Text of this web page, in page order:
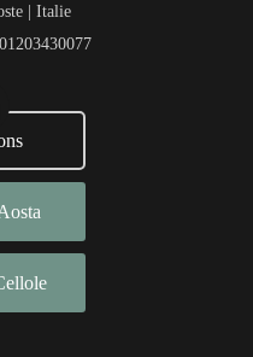
| Italie
01203430077